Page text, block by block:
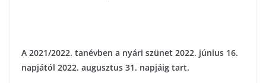
A 2021/2022. tanévben a nyári szünet 2022. június 16.
napjától 2022. augusztus 31. napjáig tart.